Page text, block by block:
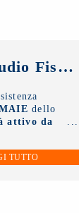
Chiusura estiva Studio Fiscale Muzi
dello
attivo da
TUTTO